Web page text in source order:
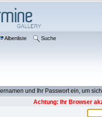
Albenliste Suche
und Ihr Passwort ein, um
Achtung: Ihr Browser